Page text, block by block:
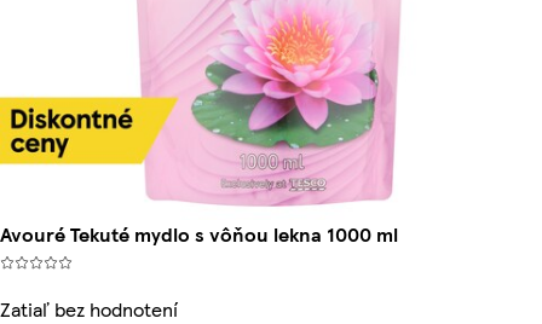
Avouré Tekuté mydlo s vôňou lekna 1000 ml
Zatiaľ bez hodnotení